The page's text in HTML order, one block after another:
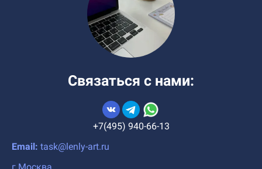
Связаться с нами:
+7(495) 940-66-13
Email: task@lenly-art.ru